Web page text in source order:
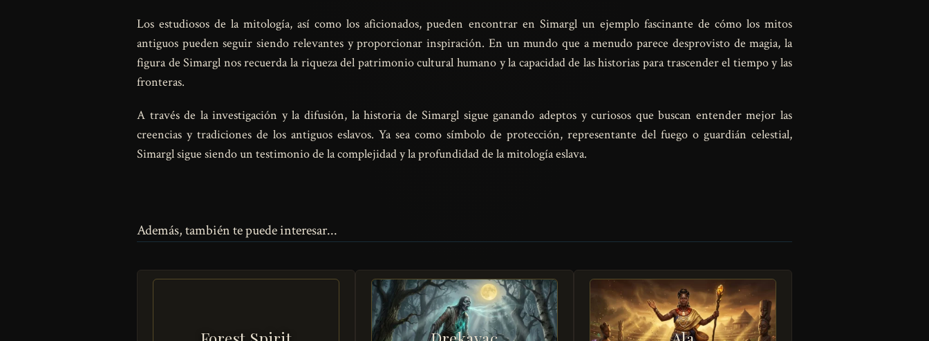
Los estudiosos de la mitología, así como los aficionados, pueden encontrar en Simargl un ejemplo fascinante de cómo los mitos
antiguos pueden seguir siendo relevantes y proporcionar inspiración. En un mundo que a menudo parece desprovisto de magia, la
figura de Simargl nos recuerda la riqueza del patrimonio cultural humano y la capacidad de las historias para trascender el tiempo y las
fronteras.
A través de la investigación y la difusión, la historia de Simargl sigue ganando adeptos y curiosos que buscan entender mejor las
creencias y tradiciones de los antiguos eslavos. Ya sea como símbolo de protección, representante del fuego o guardián celestial,
Simargl sigue siendo un testimonio de la complejidad y la profundidad de la mitología eslava.
Además, también te puede interesar...